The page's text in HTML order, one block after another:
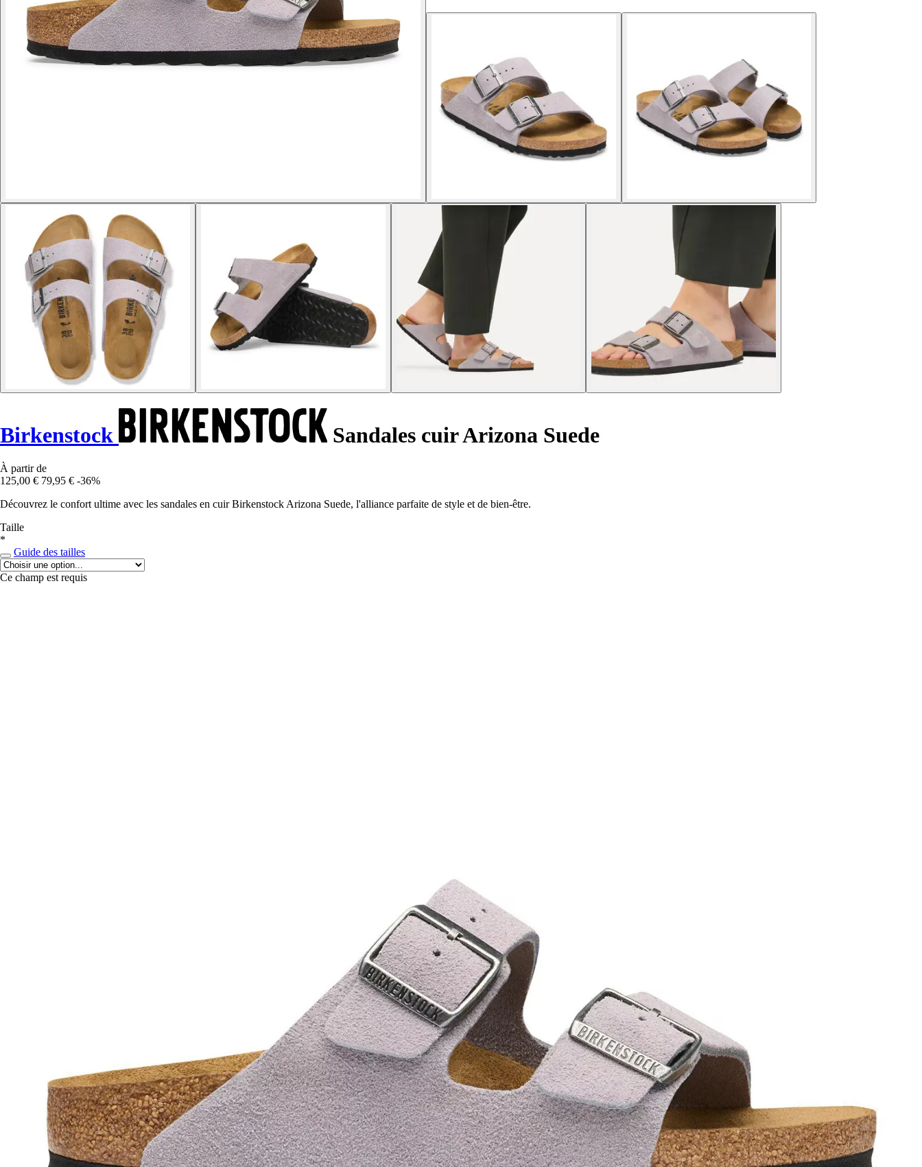
Birkenstock Sandales cuir Arizona Suede
À partir de
125,00 € 79,95 € -36%
Découvrez le confort ultime avec les sandales en cuir Birkenstock Arizona Suede, l'alliance parfaite de style et de bien-être.
Taille
*
Guide des tailles
Ce champ est requis